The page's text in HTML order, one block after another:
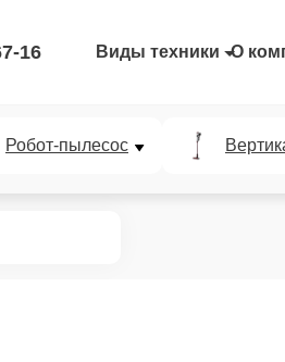
16 Виды техники О
Робот-пылесос